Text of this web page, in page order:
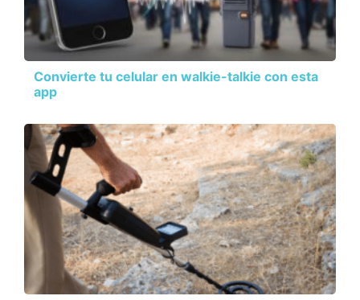
Convierte tu celular en walkie-talkie con esta
app